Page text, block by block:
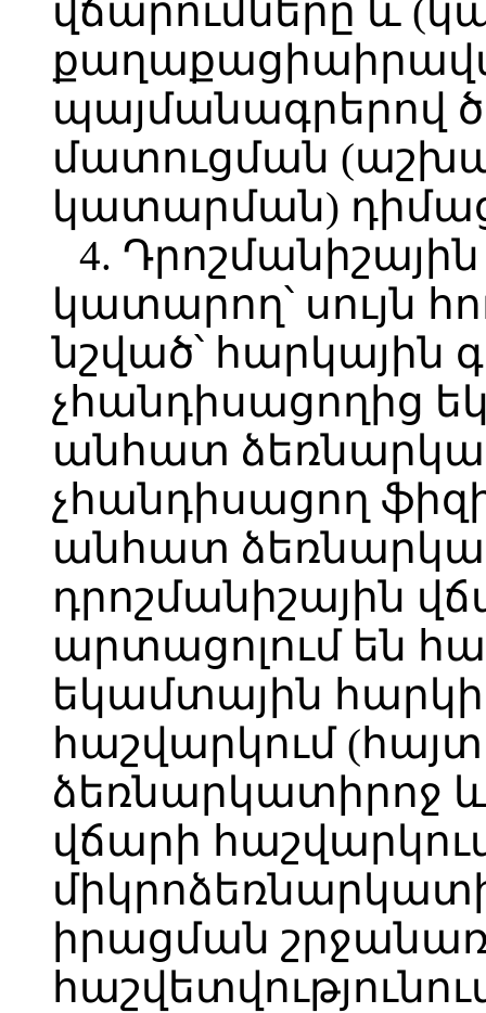
վճարումները և
պայմանագրերով
մատուցման
կատարման)
4.
կատարող՝ սույն
նշված՝ հարկային
չհանդիսացողից
անհատ
չհանդիսացող
անհատ
դրոշմանիշային
արտացոլում են
եկամտային
հաշվարկում
ձեռնարկատիրոջ
վճարի
իրացման